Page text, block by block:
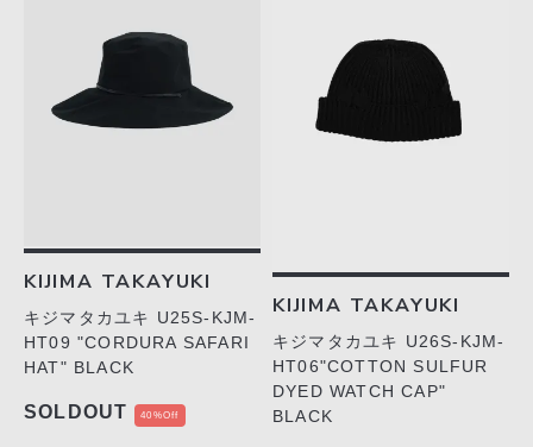
KIJIMA TAKAYUKI
キジマタカユキ U25S-KJM-
HT09 "CORDURA SAFARI
HAT" BLACK
SOLDOUT 40%Off
KIJIMA TAKAYUKI
キジマタカユキ U26S-KJM-
HT06"COTTON SULFUR
DYED WATCH CAP"
BLACK